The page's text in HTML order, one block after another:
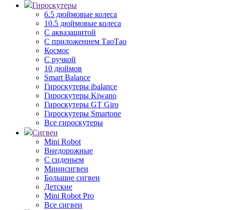
Гироскутеры
6.5 дюймовые колеса
10.5 дюймовые колеса
С аквазащитой
С приложением ТаоТао
Космос
С ручкой
10 дюймов
Smart Balance
Гироскутеры ibalance
Гироскутеры Kiwano
Гироскутеры GT Giro
Гироскутеры Smartone
Все гироскутеры
Сигвеи
Mini Robot
Внедорожные
С сиденьем
Минисигвеи
Большие сигвеи
Детские
Mini Robot Pro
Все сигвеи